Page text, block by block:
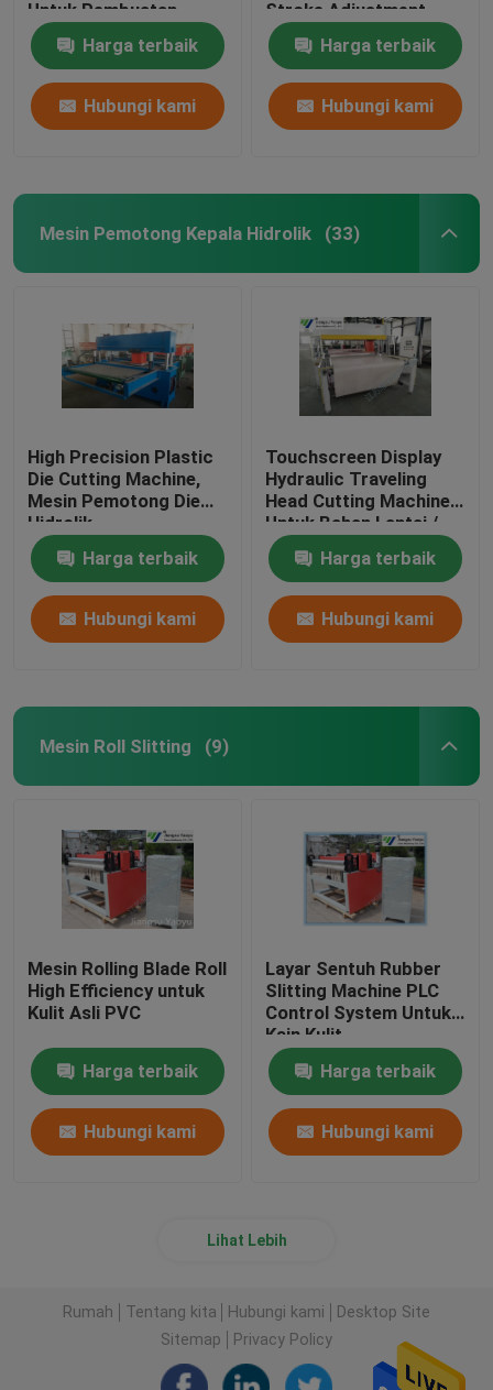
Untuk Pembuatan
Sarung Tangan Kulit
Harga terbaik
Hubungi kami
Stroke Adjustment
Harga terbaik
Hubungi kami
Mesin Pemotong Kepala Hidrolik (33)
High Precision Plastic
Die Cutting Machine,
Mesin Pemotong Die
Hidrolik
Harga terbaik
Hubungi kami
Touchscreen Display
Hydraulic Traveling
Head Cutting Machine
Untuk Bahan Lantai /
Soft Film
Harga terbaik
Hubungi kami
Mesin Roll Slitting (9)
Mesin Rolling Blade Roll
High Efficiency untuk
Kulit Asli PVC
Harga terbaik
Hubungi kami
Layar Sentuh Rubber
Slitting Machine PLC
Control System Untuk
Kain Kulit
Harga terbaik
Hubungi kami
Lihat Lebih
Rumah Tentang kita Hubungi kami
Desktop Site
Sitemap
Privacy Policy